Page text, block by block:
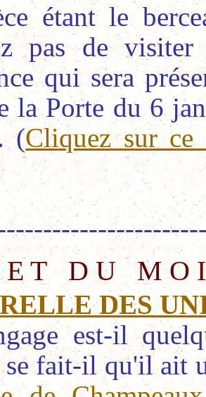
étant le
pas de
qui sera
la Porte du 6
(Cliquez sur ce
E T D U M O
DES
est-il
fait-il qu'il ait